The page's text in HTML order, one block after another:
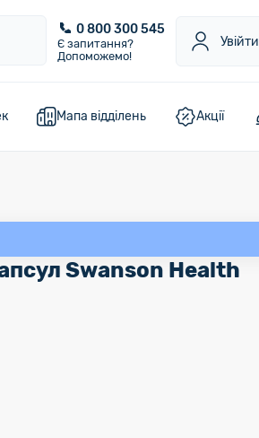
0 800 300 545
Є запитання?
Допоможемо!
Увійти
Мапа відділень Акції
Swanson Health